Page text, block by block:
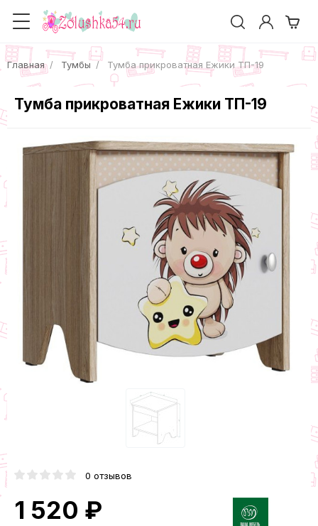
Главная Тумбы Тумба прикроватная Ежики ТП-19
Тумба прикроватная Ежики ТП-19
0 отзывов
1 520 ₽